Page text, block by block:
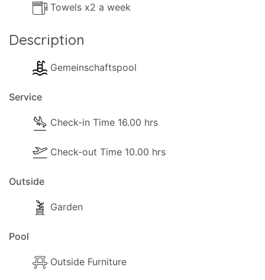
Towels x2 a week
Description
Gemeinschaftspool
Service
Check-in Time 16.00 hrs
Check-out Time 10.00 hrs
Outside
Garden
Pool
Outside Furniture